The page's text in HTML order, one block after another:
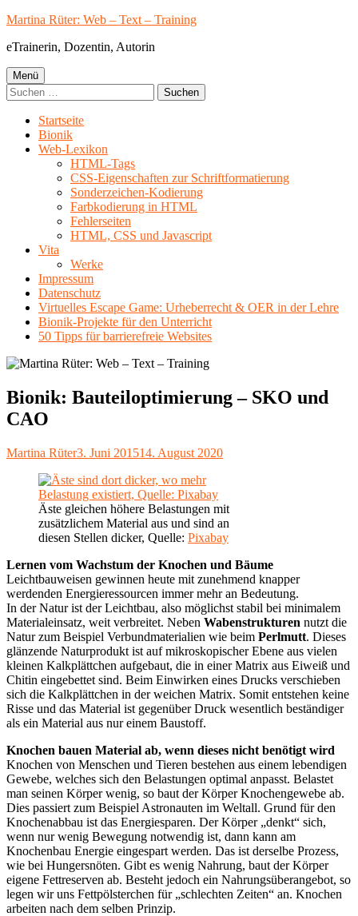
Springe
Inhalt
Martina Rüter: Web – Text – Training
eTrainerin, Dozentin, Autorin
Primäres
Menü
Menü
Suchen
nach:
Startseite
Bionik
Web-Lexikon
HTML-Tags
CSS-Eigenschaften zur Schriftformatierung
Sonderzeichen-Kodierung
Farbkodierung in HTML
Fehlerseiten
HTML, CSS und Javascript
Vita
Werke
Impressum
Datenschutz
Virtuelles Escape Game: Urheberrecht & OER in der Lehre
Bionik-Projekte für den Unterricht
50 Tipps für barrierefreie Websites
Bionik: Bauteiloptimierung – SKO und
CAO
Autor
Martina RüterVeröffentlicht
3. Juni 201514. August 2020
Äste gleichen höhere Belastungen mit
zusätzlichem Material aus und sind an
diesen Stellen dicker, Quelle: Pixabay
Lernen vom Wachstum der Knochen und Bäume
Leichtbauweisen gewinnen heute mit zunehmend knapper
werdenden Energieressourcen immer mehr an Bedeutung.
In der Natur ist der Leichtbau, also möglichst stabil bei minimalem
Materialeinsatz, weit verbreitet. Neben Wabenstrukturen nutzt die
Natur zum Beispiel Verbundmaterialien wie beim Perlmutt. Dieses
glänzende Naturprodukt ist auf mikroskopischer Ebene aus vielen
kleinen Kalkplättchen aufgebaut, die in einer Matrix aus Eiweiß und
Chitin eingebettet sind. Beim Einwirken eines Drucks verschieben
sich die Kalkplättchen in der weichen Matrix. Somit entstehen keine
Risse und das Material ist gegenüber Druck wesentlich beständiger
als ein Material aus nur einem Baustoff.
Knochen bauen Material ab, wenn dieses nicht benötigt wird
Knochen von Menschen und Tieren bestehen aus einem lebendigen
Gewebe, welches sich den Belastungen optimal anpasst. Belastet
man seinen Körper wenig, so baut der Körper Knochengewebe ab.
Dies passiert zum Beispiel Astronauten im Weltall. Grund für den
Knochenabbau ist das Energiesparen. Der Körper „denkt“ sich,
wenn nur wenig Bewegung notwendig ist, dann kann am
Knochenbau Energie eingespart werden. Das ist derselbe Prozess,
wie bei Hungersnöten. Gibt es wenig Nahrung, baut der Körper
eigene Fettreserven ab. Besteht jedoch ein Nahrungsüberangebot, so
legen wir uns Fettpölsterchen für „schlechten Zeiten“ an. Knochen
arbeiten nach dem selben Prinzip.